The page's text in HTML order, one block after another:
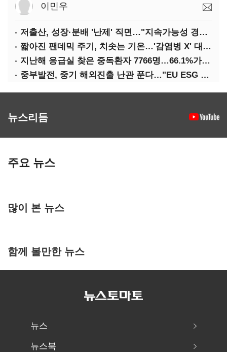
이민우
저출산, 성장·분배 '난제' 직면…"지속가능성 경고등"
짧아진 팬데믹 주기, 치솟는 기온…'감염병 X' 대비해야
지난해 응급실 찾은 중독환자 7766명…66.1%가 '의도적 중독'
중부발전, 중기 해외진출 난관 푼다…"EU ESG 실사 공동 대응"
뉴스리듬
주요 뉴스
많이 본 뉴스
함께 볼만한 뉴스
뉴스
뉴스북